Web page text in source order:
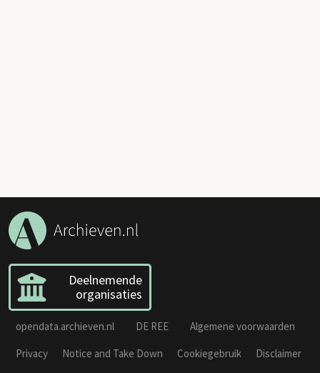
Deelnemende
organisaties
opendata.archieven.nl DE REE
Algemene voorwaarden
Privacy
Notice and Take Down Cookiegebruik
Disclaimer